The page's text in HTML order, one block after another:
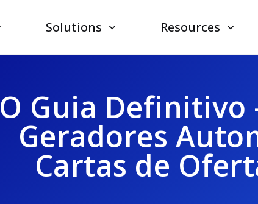
Solutions Resources
O Guia Definitivo
Geradores
Cartas de